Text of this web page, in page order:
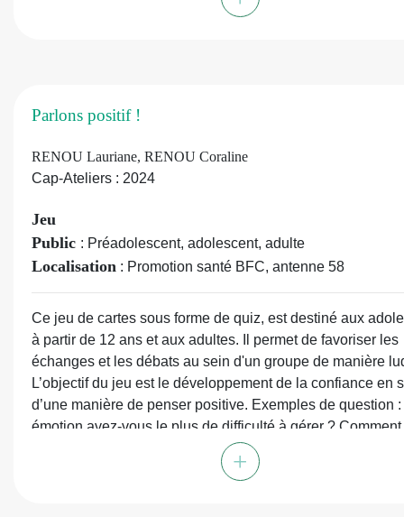
la santé mentale. A travers des exemples de situations de
78 cartes déterminants de la santé, 43 cartes situations, 8
Parlons positif !
RENOU Lauriane, RENOU Coraline
Cap-Ateliers : 2024
Jeu
Public : Préadolescent, adolescent, adulte
Localisation : Promotion santé BFC, antenne 58
Ce jeu de cartes sous forme de quiz, est destiné aux
à partir de 12 ans et aux adultes. Il permet de favoriser les
échanges et les débats au sein d'un groupe de manière
L’objectif du jeu est le développement de la confiance en
d’une manière de penser positive. Exemples de question
émotion avez-vous le plus de difficulté à gérer ?
sentez-vous lorsque l’on vous regarde droit dans les yeux
3 choses qui vous rendent spécial ? Il peut être utilisé pour
+